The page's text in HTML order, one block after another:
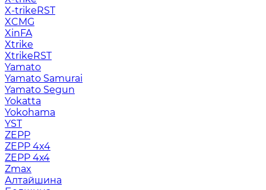
X-trikeRST
XCMG
XinFA
Xtrike
XtrikeRST
Yamato
Yamato Samurai
Yamato Segun
Yokatta
Yokohama
YST
ZEPP
ZEPP 4x4
ZEPP 4х4
Zmax
Алтайшина